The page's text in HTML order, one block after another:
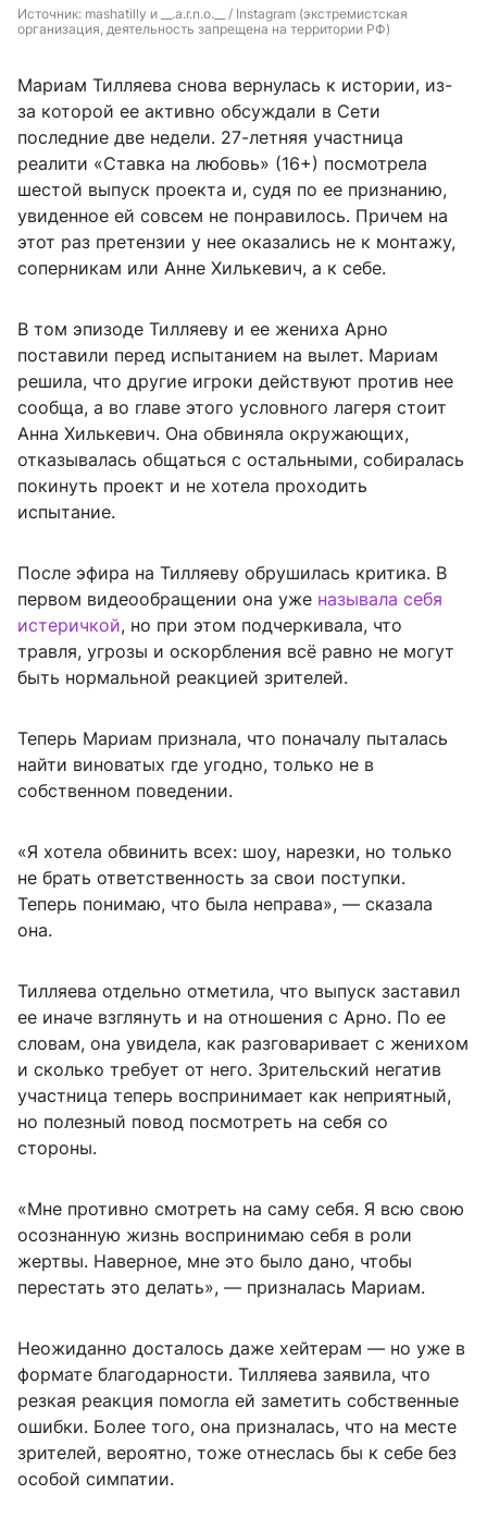
Источник: mashatilly и __.a.r.n.o.__ / Instagram (экстремистская
организация, деятельность запрещена на территории РФ)
Мариам Тилляева снова вернулась к истории, из-
за которой ее активно обсуждали в Сети
последние две недели. 27-летняя участница
реалити «Ставка на любовь» (16+) посмотрела
шестой выпуск проекта и, судя по ее признанию,
увиденное ей совсем не понравилось. Причем на
этот раз претензии у нее оказались не к монтажу,
соперникам или Анне Хилькевич, а к себе.
В том эпизоде Тилляеву и ее жениха Арно
поставили перед испытанием на вылет. Мариам
решила, что другие игроки действуют против нее
сообща, а во главе этого условного лагеря стоит
Анна Хилькевич. Она обвиняла окружающих,
отказывалась общаться с остальными, собиралась
покинуть проект и не хотела проходить
испытание.
После эфира на Тилляеву обрушилась критика. В
первом видеообращении она уже называла себя
истеричкой, но при этом подчеркивала, что
травля, угрозы и оскорбления всё равно не могут
быть нормальной реакцией зрителей.
Теперь Мариам признала, что поначалу пыталась
найти виноватых где угодно, только не в
собственном поведении.
«Я хотела обвинить всех: шоу, нарезки, но только
не брать ответственность за свои поступки.
Теперь понимаю, что была неправа», — сказала
она.
Тилляева отдельно отметила, что выпуск заставил
ее иначе взглянуть и на отношения с Арно. По ее
словам, она увидела, как разговаривает с женихом
и сколько требует от него. Зрительский негатив
участница теперь воспринимает как неприятный,
но полезный повод посмотреть на себя со
стороны.
«Мне противно смотреть на саму себя. Я всю свою
осознанную жизнь воспринимаю себя в роли
жертвы. Наверное, мне это было дано, чтобы
перестать это делать», — призналась Мариам.
Неожиданно досталось даже хейтерам — но уже в
формате благодарности. Тилляева заявила, что
резкая реакция помогла ей заметить собственные
ошибки. Более того, она призналась, что на месте
зрителей, вероятно, тоже отнеслась бы к себе без
особой симпатии.